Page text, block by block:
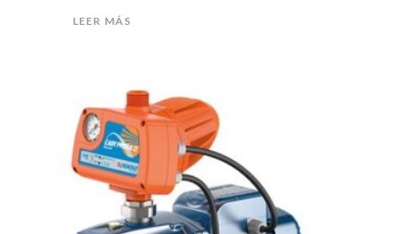
LEER MÁS